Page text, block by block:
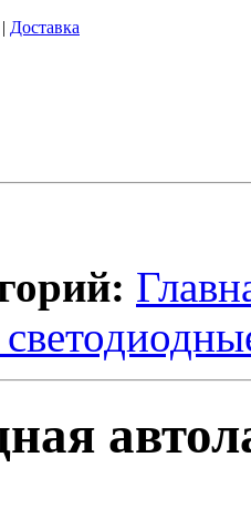
| Доставка